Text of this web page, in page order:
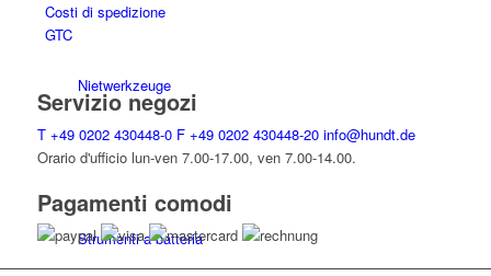
Niet­werk­zeuge
Strumenti a batteria
Costi di spedizione
GTC
Servizio negozi
T +49 0202 430448-0 F +49 0202 430448-20 info@hundt.de
Orario d'ufficio lun-ven 7.00-17.00, ven 7.00-14.00.
Pagamenti comodi